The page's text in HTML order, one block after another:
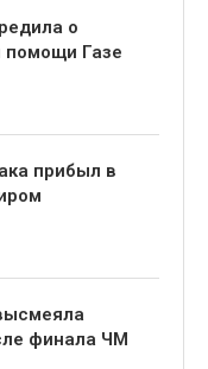
о
помощи Газе
прибыл в
финала ЧМ